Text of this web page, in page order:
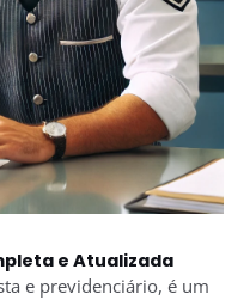
e Atualizada
e previdenciário, é um